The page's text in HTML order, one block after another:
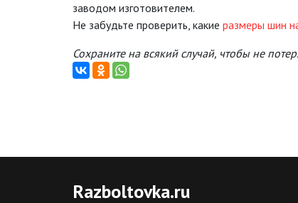
заводом изготовителем.
Не забудьте проверить, какие размеры шин
Сохраните на всякий случай, чтобы не
Razboltovka.ru